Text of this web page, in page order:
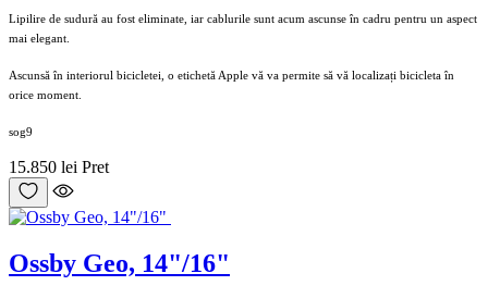
Lipilire de sudură au fost eliminate, iar cablurile sunt acum ascunse în cadru pentru un aspect
mai elegant.
Ascunsă în interiorul bicicletei, o etichetă Apple vă va permite să vă localizați bicicleta în
orice moment.
sog9
15.850 lei Pret
Ossby Geo, 14"/16"